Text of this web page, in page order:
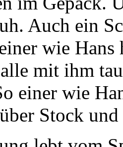
Auch ein
wie
mit ihm
einer wie
Stock